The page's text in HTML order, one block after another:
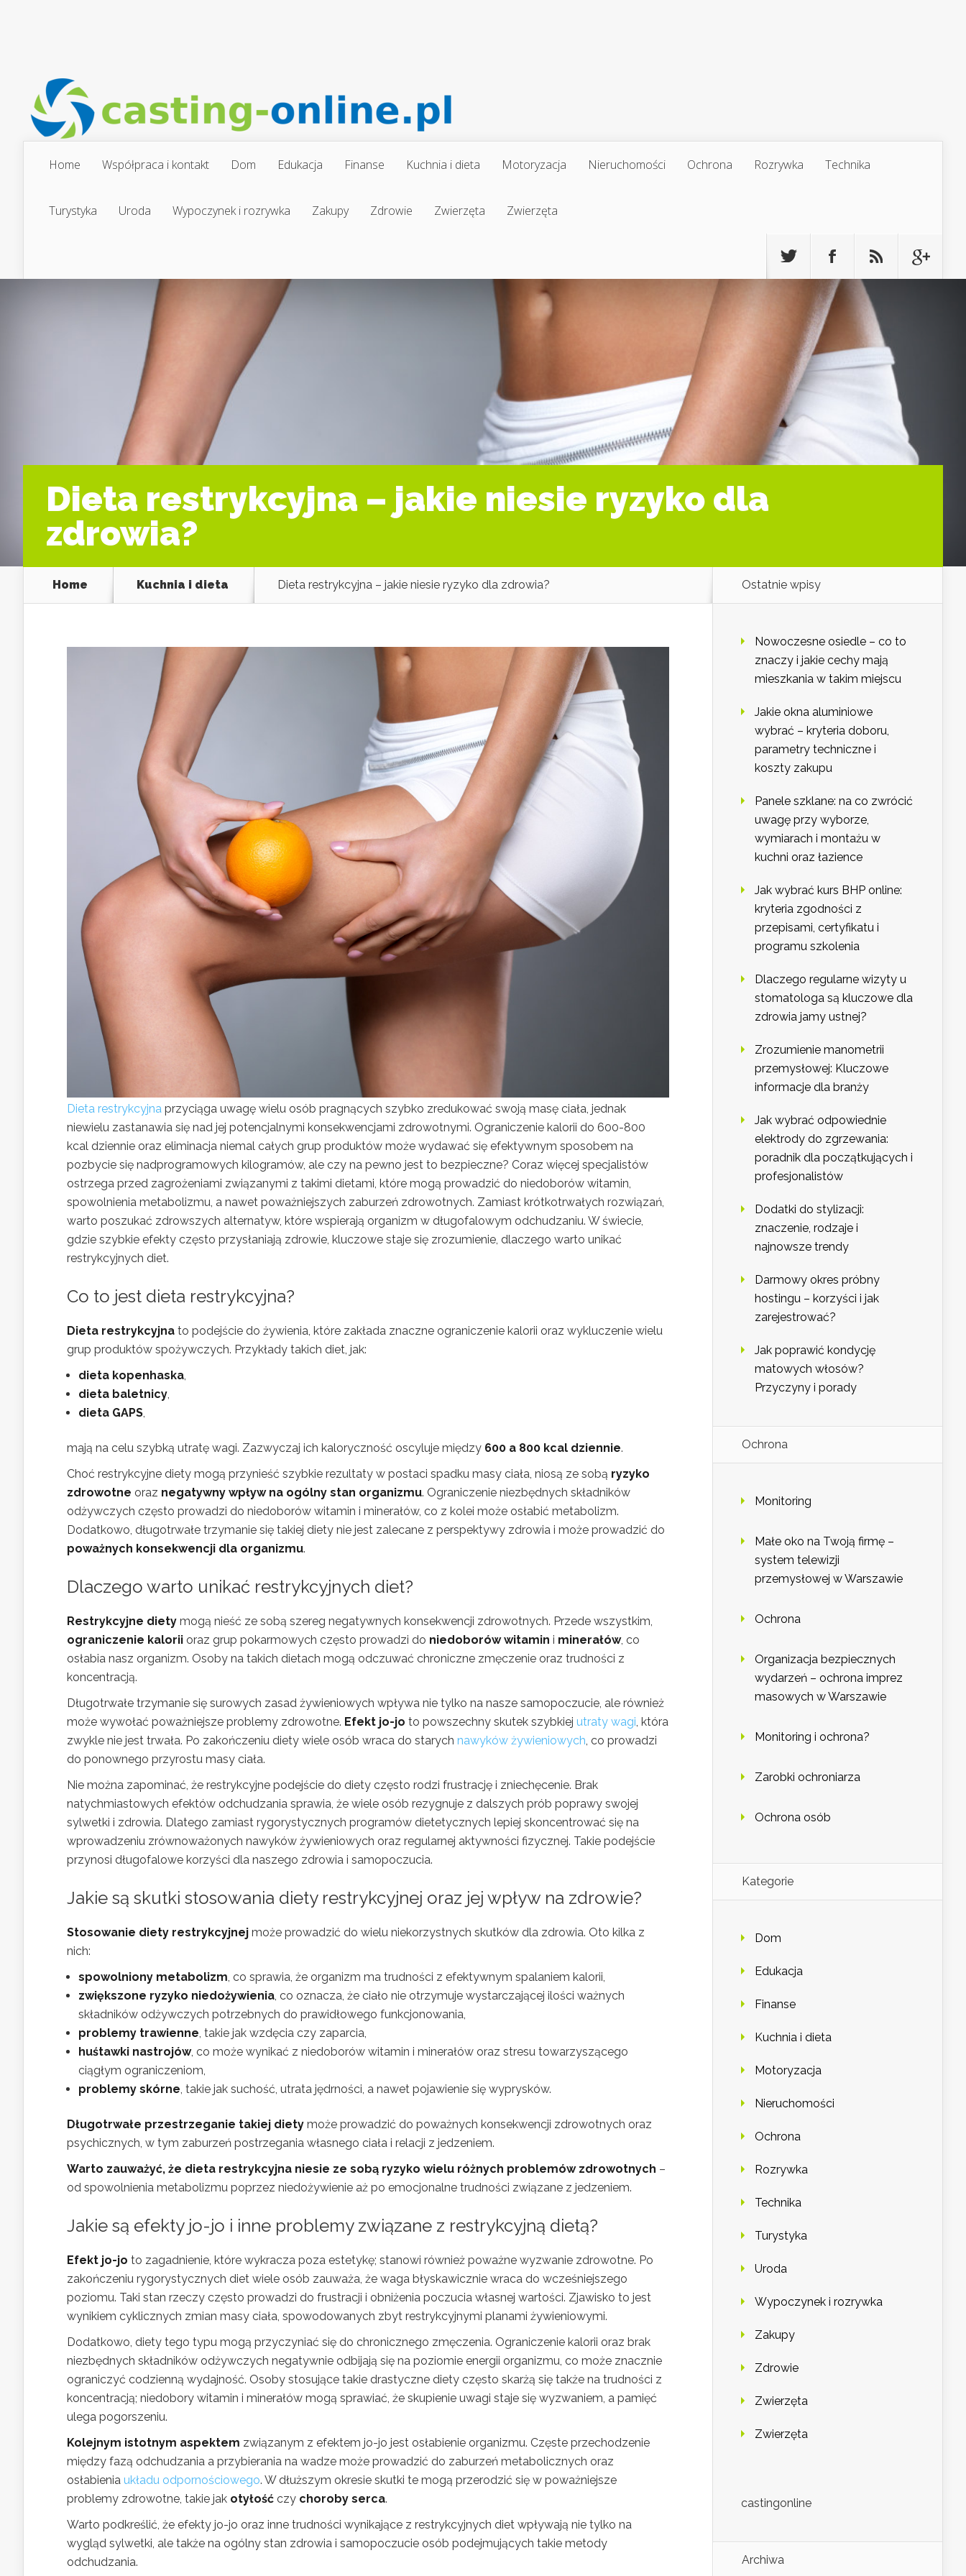
Home Współpraca i kontakt Dom Edukacja Finanse Kuchnia i dieta Motoryzacja Nieruchomości Ochrona Rozrywka Technika
Turystyka Uroda Wypoczynek i rozrywka Zakupy Zdrowie Zwierzęta Zwierzęta
Dieta restrykcyjna – jakie niesie ryzyko dla
zdrowia?
Home Kuchnia i dieta Dieta restrykcyjna – jakie niesie ryzyko dla zdrowia?
Dieta restrykcyjna przyciąga uwagę wielu osób pragnących szybko zredukować swoją masę ciała, jednak
niewielu zastanawia się nad jej potencjalnymi konsekwencjami zdrowotnymi. Ograniczenie kalorii do 600-800
kcal dziennie oraz eliminacja niemal całych grup produktów może wydawać się efektywnym sposobem na
pozbycie się nadprogramowych kilogramów, ale czy na pewno jest to bezpieczne? Coraz więcej specjalistów
ostrzega przed zagrożeniami związanymi z takimi dietami, które mogą prowadzić do niedoborów witamin,
spowolnienia metabolizmu, a nawet poważniejszych zaburzeń zdrowotnych. Zamiast krótkotrwałych rozwiązań,
warto poszukać zdrowszych alternatyw, które wspierają organizm w długofalowym odchudzaniu. W świecie,
gdzie szybkie efekty często przysłaniają zdrowie, kluczowe staje się zrozumienie, dlaczego warto unikać
restrykcyjnych diet.
Co to jest dieta restrykcyjna?
Dieta restrykcyjna to podejście do żywienia, które zakłada znaczne ograniczenie kalorii oraz wykluczenie wielu
grup produktów spożywczych. Przykłady takich diet, jak:
dieta kopenhaska,
dieta baletnicy,
dieta GAPS,
mają na celu szybką utratę wagi. Zazwyczaj ich kaloryczność oscyluje między 600 a 800 kcal dziennie.
Choć restrykcyjne diety mogą przynieść szybkie rezultaty w postaci spadku masy ciała, niosą ze sobą ryzyko
zdrowotne oraz negatywny wpływ na ogólny stan organizmu. Ograniczenie niezbędnych składników
odżywczych często prowadzi do niedoborów witamin i minerałów, co z kolei może osłabić metabolizm.
Dodatkowo, długotrwałe trzymanie się takiej diety nie jest zalecane z perspektywy zdrowia i może prowadzić do
poważnych konsekwencji dla organizmu.
Dlaczego warto unikać restrykcyjnych diet?
Restrykcyjne diety mogą nieść ze sobą szereg negatywnych konsekwencji zdrowotnych. Przede wszystkim,
ograniczenie kalorii oraz grup pokarmowych często prowadzi do niedoborów witamin i minerałów, co
osłabia nasz organizm. Osoby na takich dietach mogą odczuwać chroniczne zmęczenie oraz trudności z
koncentracją.
Długotrwałe trzymanie się surowych zasad żywieniowych wpływa nie tylko na nasze samopoczucie, ale również
może wywołać poważniejsze problemy zdrowotne. Efekt jo-jo to powszechny skutek szybkiej utraty wagi, która
zwykle nie jest trwała. Po zakończeniu diety wiele osób wraca do starych nawyków żywieniowych, co prowadzi
do ponownego przyrostu masy ciała.
Nie można zapominać, że restrykcyjne podejście do diety często rodzi frustrację i zniechęcenie. Brak
natychmiastowych efektów odchudzania sprawia, że wiele osób rezygnuje z dalszych prób poprawy swojej
sylwetki i zdrowia. Dlatego zamiast rygorystycznych programów dietetycznych lepiej skoncentrować się na
wprowadzeniu zrównoważonych nawyków żywieniowych oraz regularnej aktywności fizycznej. Takie podejście
przynosi długofalowe korzyści dla naszego zdrowia i samopoczucia.
Jakie są skutki stosowania diety restrykcyjnej oraz jej wpływ na zdrowie?
Stosowanie diety restrykcyjnej może prowadzić do wielu niekorzystnych skutków dla zdrowia. Oto kilka z
nich:
spowolniony metabolizm, co sprawia, że organizm ma trudności z efektywnym spalaniem kalorii,
zwiększone ryzyko niedożywienia, co oznacza, że ciało nie otrzymuje wystarczającej ilości ważnych
składników odżywczych potrzebnych do prawidłowego funkcjonowania,
problemy trawienne, takie jak wzdęcia czy zaparcia,
huśtawki nastrojów, co może wynikać z niedoborów witamin i minerałów oraz stresu towarzyszącego
ciągłym ograniczeniom,
problemy skórne, takie jak suchość, utrata jędrności, a nawet pojawienie się wyprysków.
Długotrwałe przestrzeganie takiej diety może prowadzić do poważnych konsekwencji zdrowotnych oraz
psychicznych, w tym zaburzeń postrzegania własnego ciała i relacji z jedzeniem.
Warto zauważyć, że dieta restrykcyjna niesie ze sobą ryzyko wielu różnych problemów zdrowotnych –
od spowolnienia metabolizmu poprzez niedożywienie aż po emocjonalne trudności związane z jedzeniem.
Jakie są efekty jo-jo i inne problemy związane z restrykcyjną dietą?
Efekt jo-jo to zagadnienie, które wykracza poza estetykę; stanowi również poważne wyzwanie zdrowotne. Po
zakończeniu rygorystycznych diet wiele osób zauważa, że waga błyskawicznie wraca do wcześniejszego
poziomu. Taki stan rzeczy często prowadzi do frustracji i obniżenia poczucia własnej wartości. Zjawisko to jest
wynikiem cyklicznych zmian masy ciała, spowodowanych zbyt restrykcyjnymi planami żywieniowymi.
Dodatkowo, diety tego typu mogą przyczyniać się do chronicznego zmęczenia. Ograniczenie kalorii oraz brak
niezbędnych składników odżywczych negatywnie odbijają się na poziomie energii organizmu, co może znacznie
ograniczyć codzienną wydajność. Osoby stosujące takie drastyczne diety często skarżą się także na trudności z
koncentracją; niedobory witamin i minerałów mogą sprawiać, że skupienie uwagi staje się wyzwaniem, a pamięć
ulega pogorszeniu.
Kolejnym istotnym aspektem związanym z efektem jo-jo jest osłabienie organizmu. Częste przechodzenie
między fazą odchudzania a przybierania na wadze może prowadzić do zaburzeń metabolicznych oraz
osłabienia układu odpornościowego. W dłuższym okresie skutki te mogą przerodzić się w poważniejsze
problemy zdrowotne, takie jak otyłość czy choroby serca.
Warto podkreślić, że efekty jo-jo oraz inne trudności wynikające z restrykcyjnych diet wpływają nie tylko na
wygląd sylwetki, ale także na ogólny stan zdrowia i samopoczucie osób podejmujących takie metody
odchudzania.
Ostatnie wpisy
Nowoczesne osiedle – co to
znaczy i jakie cechy mają
mieszkania w takim miejscu
Jakie okna aluminiowe
wybrać – kryteria doboru,
parametry techniczne i
koszty zakupu
Panele szklane: na co zwrócić
uwagę przy wyborze,
wymiarach i montażu w
kuchni oraz łazience
Jak wybrać kurs BHP online:
kryteria zgodności z
przepisami, certyfikatu i
programu szkolenia
Dlaczego regularne wizyty u
stomatologa są kluczowe dla
zdrowia jamy ustnej?
Zrozumienie manometrii
przemysłowej: Kluczowe
informacje dla branży
Jak wybrać odpowiednie
elektrody do zgrzewania:
poradnik dla początkujących i
profesjonalistów
Dodatki do stylizacji:
znaczenie, rodzaje i
najnowsze trendy
Darmowy okres próbny
hostingu – korzyści i jak
zarejestrować?
Jak poprawić kondycję
matowych włosów?
Przyczyny i porady
Ochrona
Monitoring
Małe oko na Twoją firmę –
system telewizji
przemysłowej w Warszawie
Ochrona
Organizacja bezpiecznych
wydarzeń – ochrona imprez
masowych w Warszawie
Monitoring i ochrona?
Zarobki ochroniarza
Ochrona osób
Kategorie
Dom
Edukacja
Finanse
Kuchnia i dieta
Motoryzacja
Nieruchomości
Ochrona
Rozrywka
Technika
Turystyka
Uroda
Wypoczynek i rozrywka
Zakupy
Zdrowie
Zwierzęta
Zwierzęta
castingonline
Archiwa